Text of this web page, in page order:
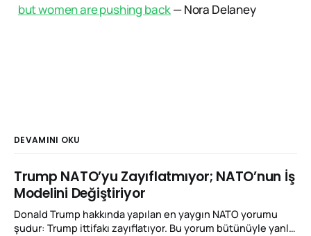
but women are pushing back— Nora Delaney
DEVAMINI OKU
Trump NATO’yu Zayıflatmıyor; NATO’nun İş
Modelini Değiştiriyor
Donald Trump hakkında yapılan en yaygın NATO yorumu
şudur: Trump ittifakı zayıflatıyor. Bu yorum bütünüyle yanlış